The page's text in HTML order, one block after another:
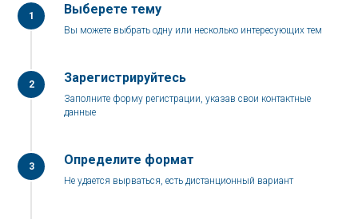
1 Выберете тему
Вы можете выбрать одну или несколько интересующих тем
2 Зарегистрируйтесь
Заполните форму регистрации, указав свои контактные
данные
3 Определите формат
Не удается вырваться, есть дистанционный вариант